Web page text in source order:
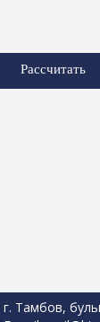
Рассчитать
г. Тамбов,